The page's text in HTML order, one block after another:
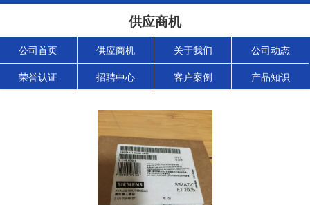
供应商机
公司首页 供应商机 关于我们 公司动态
荣誉认证 招聘中心 客户案例 产品知识